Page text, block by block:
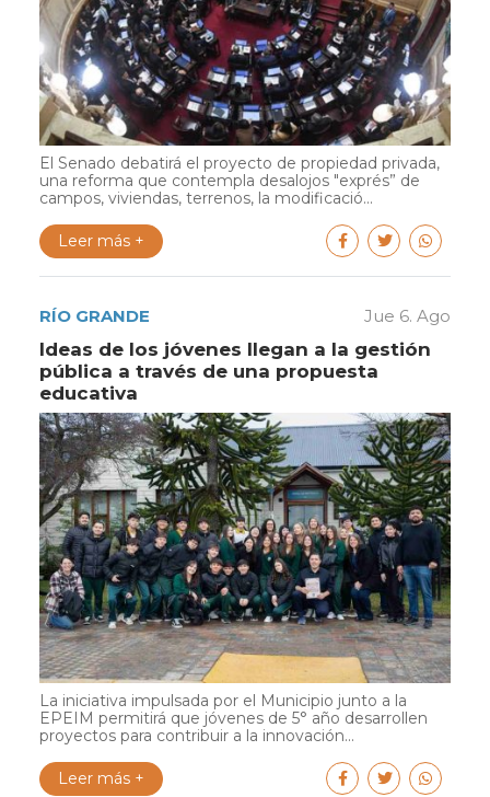
El Senado debatirá el proyecto de propiedad privada,
una reforma que contempla desalojos "exprés” de
campos, viviendas, terrenos, la modificació...
Leer más +
RÍO GRANDE Jue 6. Ago
Ideas de los jóvenes llegan a la gestión
pública a través de una propuesta
educativa
La iniciativa impulsada por el Municipio junto a la
EPEIM permitirá que jóvenes de 5° año desarrollen
proyectos para contribuir a la innovación...
Leer más +